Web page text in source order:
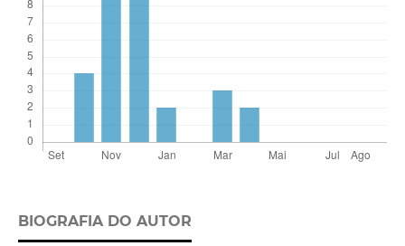
BIOGRAFIA DO AUTOR